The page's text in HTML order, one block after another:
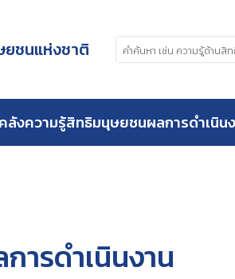
ชนแห่งชาติ
คลังความรู้สิทธิมนุษยชนผลการดำเนิน
ารดำเนินงาน